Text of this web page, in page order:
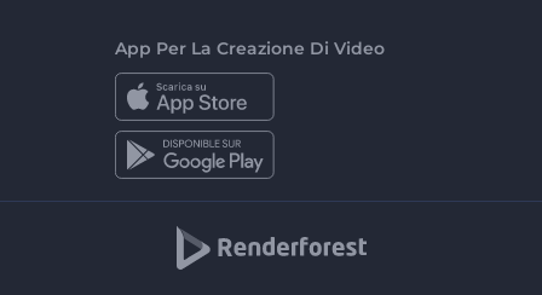
App Per La Creazione Di Video